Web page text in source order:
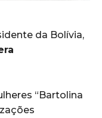
da Bolívia,
“Bartolina